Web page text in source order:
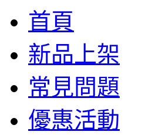
首頁
新品上架
常見問題
優惠活動